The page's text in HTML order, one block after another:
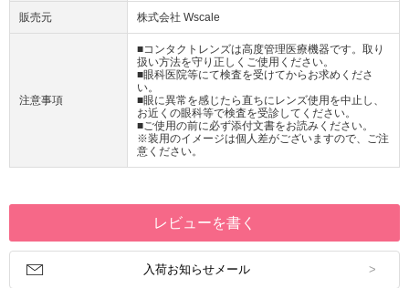
販売元 株式会社 Wscale
注意事項
■コンタクトレンズは高度管理医療機器です。取り
扱い方法を守り正しくご使用ください。
■眼科医院等にて検査を受けてからお求めくださ
い。
■眼に異常を感じたら直ちにレンズ使用を中止し、
お近くの眼科等で検査を受診してください。
■ご使用の前に必ず添付文書をお読みください。
※装用のイメージは個人差がございますので、ご注
意ください。
レビューを書く
入荷お知らせメール